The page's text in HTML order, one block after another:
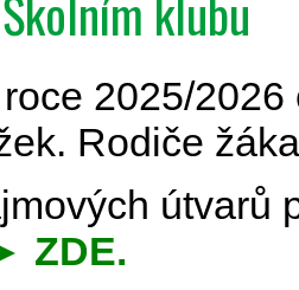
2025/
Rodiče
útvarů
ZDE.